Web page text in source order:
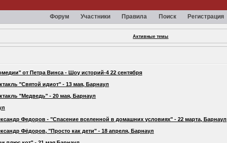
Форум Участники Правила Поиск Регистрация
Активные темы
от Петра Винса - Шоу историй-4 22 сентября
"Святой идиот" - 13 мая, Барнаул
"Медведь" - 20 мая, Барнаул
Федоров - "Спасение вселенной в домашних условиях" - 22 марта, Барнаул
Фёдоров, "Просто как дети" - 18 апреля, Барнаул